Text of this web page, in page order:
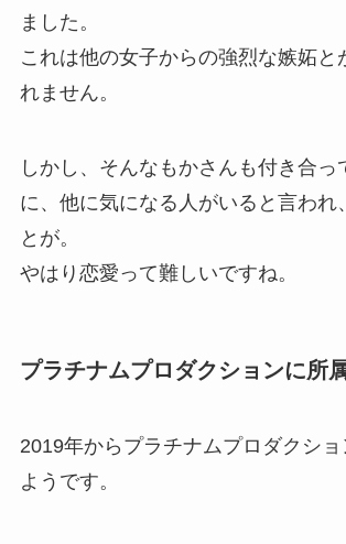
ました。
これは他の女子からの強烈な嫉妬と
れません。
しかし、そんなもかさんも付き合っ
に、他に気になる人がいると言われ
とが。
やはり恋愛って難しいですね。
プラチナムプロダクションに所
2019年からプラチナムプロダクシ
ようです。